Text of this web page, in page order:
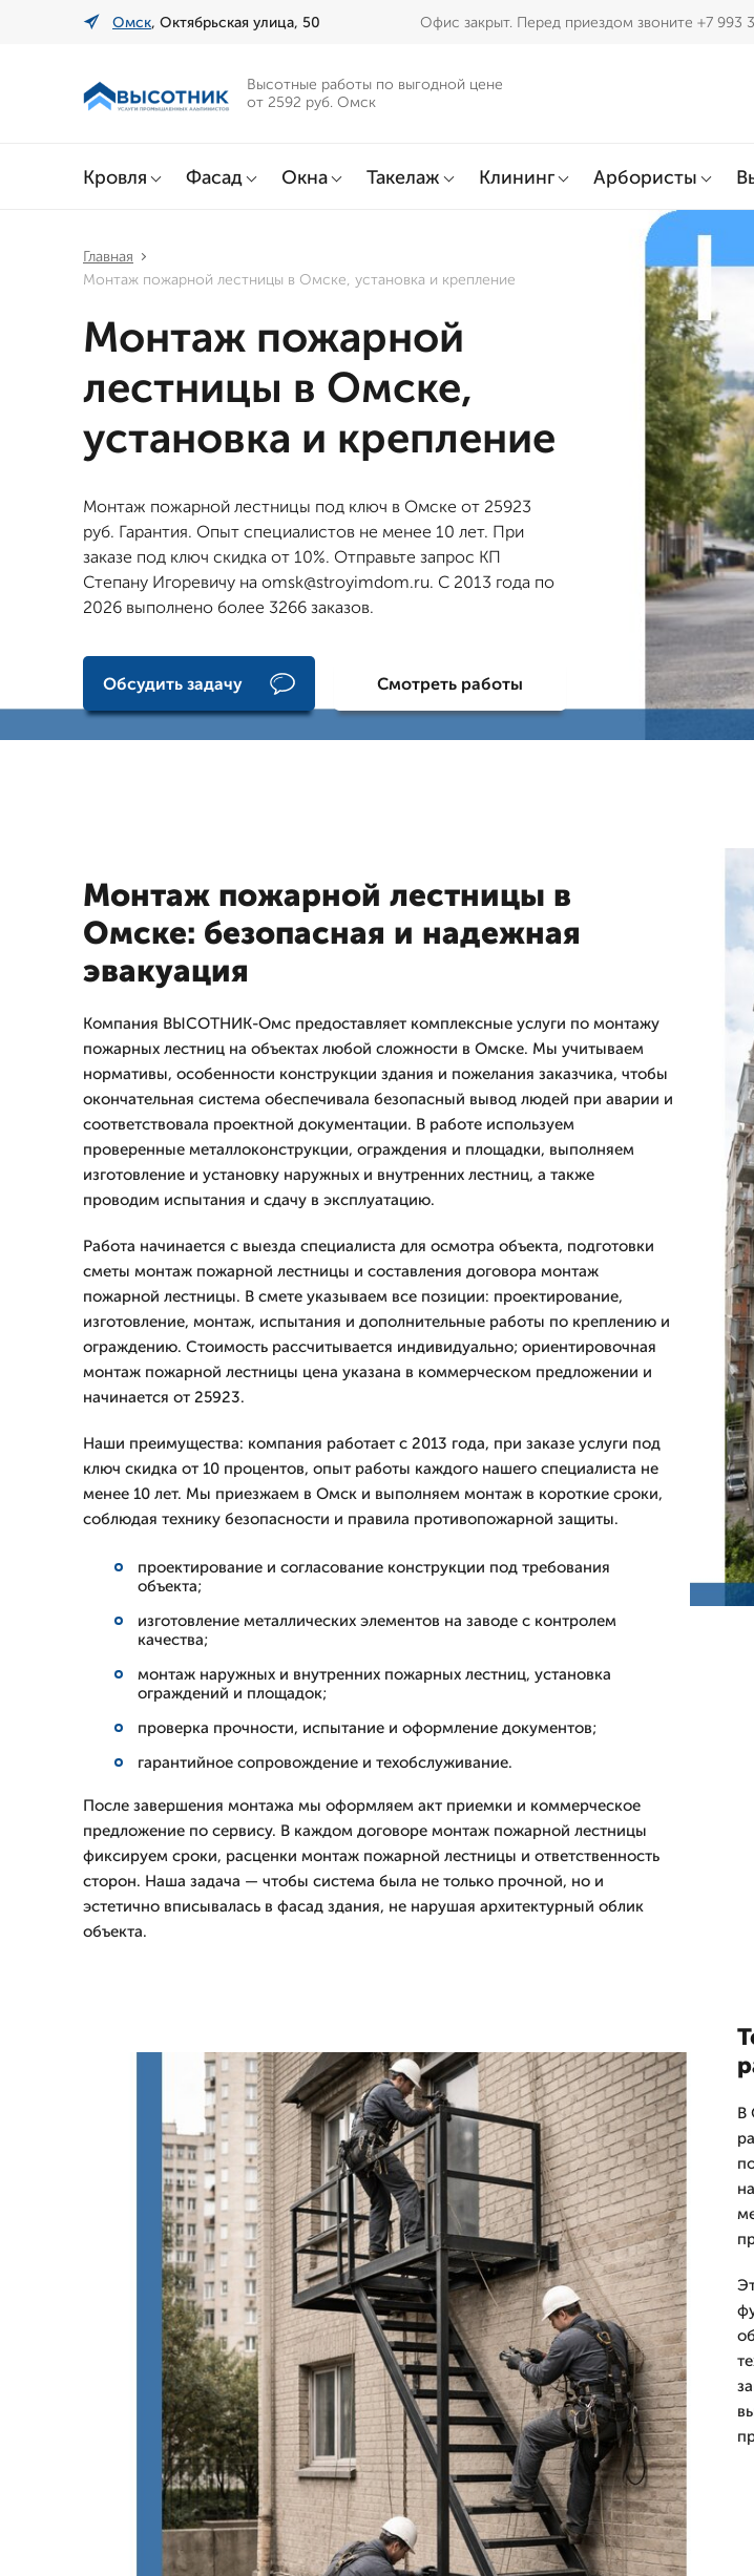
Омск, Октябрьская улица, 50 Офис закрыт. Перед приездом звоните +7 993
Высотные работы по выгодной цене
от 2592 руб. Омск
Кровля Фасад Окна Такелаж Клининг Арбористы
Главная
Монтаж пожарной лестницы в Омске, установка и крепление
Монтаж пожарной
лестницы в Омске,
установка и крепление
Монтаж пожарной лестницы под ключ в Омске от 25923
руб. Гарантия. Опыт специалистов не менее 10 лет. При
заказе под ключ скидка от 10%. Отправьте запрос КП
Степану Игоревичу на omsk@stroyimdom.ru. С 2013 года по
2026 выполнено более 3266 заказов.
Обсудить задачу Смотреть работы
Монтаж пожарной лестницы в
Омске: безопасная и надежная
эвакуация
Компания ВЫСОТНИК-Омс предоставляет комплексные услуги по монтажу
пожарных лестниц на объектах любой сложности в Омске. Мы учитываем
нормативы, особенности конструкции здания и пожелания заказчика, чтобы
окончательная система обеспечивала безопасный вывод людей при аварии и
соответствовала проектной документации. В работе используем
проверенные металлоконструкции, ограждения и площадки, выполняем
изготовление и установку наружных и внутренних лестниц, а также
проводим испытания и сдачу в эксплуатацию.
Работа начинается с выезда специалиста для осмотра объекта, подготовки
сметы монтаж пожарной лестницы и составления договора монтаж
пожарной лестницы. В смете указываем все позиции: проектирование,
изготовление, монтаж, испытания и дополнительные работы по креплению и
ограждению. Стоимость рассчитывается индивидуально; ориентировочная
монтаж пожарной лестницы цена указана в коммерческом предложении и
начинается от 25923.
Наши преимущества: компания работает с 2013 года, при заказе услуги под
ключ скидка от 10 процентов, опыт работы каждого нашего специалиста не
менее 10 лет. Мы приезжаем в Омск и выполняем монтаж в короткие сроки,
соблюдая технику безопасности и правила противопожарной защиты.
проектирование и согласование конструкции под требования
объекта;
изготовление металлических элементов на заводе с контролем
качества;
монтаж наружных и внутренних пожарных лестниц, установка
ограждений и площадок;
проверка прочности, испытание и оформление документов;
гарантийное сопровождение и техобслуживание.
После завершения монтажа мы оформляем акт приемки и коммерческое
предложение по сервису. В каждом договоре монтаж пожарной лестницы
фиксируем сроки, расценки монтаж пожарной лестницы и ответственность
сторон. Наша задача — чтобы система была не только прочной, но и
эстетично вписывалась в фасад здания, не нарушая архитектурный облик
объекта.
В